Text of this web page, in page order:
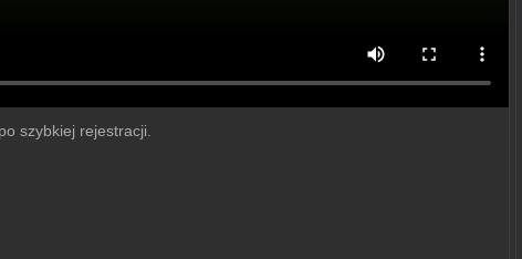
szybkiej rejestracji.